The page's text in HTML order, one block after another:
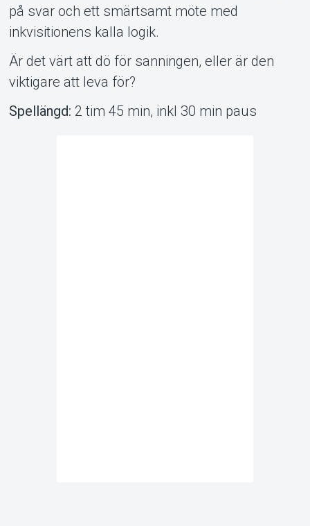
på svar och ett smärtsamt möte med
inkvisitionens kalla logik.
Är det värt att dö för sanningen, eller är den
viktigare att leva för?
Spellängd: 2 tim 45 min, inkl 30 min paus